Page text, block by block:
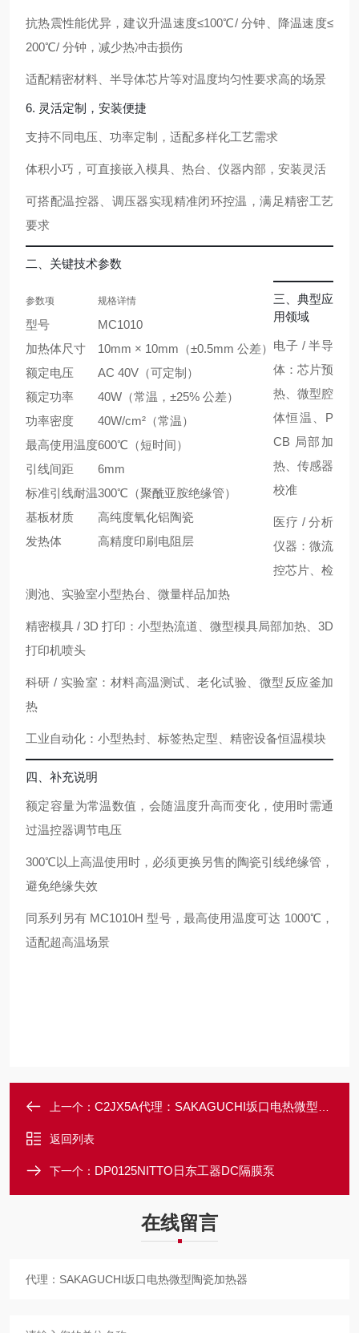
抗热震性能优异，建议升温速度≤100℃/ 分钟、降温速度≤
200℃/ 分钟，减少热冲击损伤
适配精密材料、半导体芯片等对温度均匀性要求高的场景
6. 灵活定制，安装便捷
支持不同电压、功率定制 ，适配多样化工艺需求
体积小巧，可直接嵌入模具、热台、仪器内部，安装灵活
可搭配温控器、调压器实现精准闭环控温，满足精密工艺
要求
二、关键技术参数
参数项 规格详情
型号
MC1010
加热体尺寸
10mm × 10mm（±0.5mm 公差）
额定电压
AC 40V（可定制）
额定功率
40W（常温，±25% 公差）
功率密度
40W/cm²（常温）
最高使用温度600℃（短时间）
引线间距
6mm
标准引线耐温300℃（聚酰亚胺绝缘管）
基板材质
高纯度氧化铝陶瓷
发热体
高精度印刷电阻层
三、典型应
用领域
电子 / 半导
体 ：芯片预
热、微型腔
体恒温、P
CB 局部加
热、传感器
校准
医疗 / 分析
仪器 ：微流
控芯片、检
测池、实验室小型热台、微量样品加热
精密模具 / 3D 打印 ：小型热流道、微型模具局部加热、3D
打印机喷头
科研 / 实验室 ：材料高温测试、老化试验、微型反应釜加
热
工业自动化 ：小型热封、标签热定型、精密设备恒温模块
四、补充说明
额定容量为常温数值，会随温度升高而变化，使用时需通
过温控器调节电压
300℃以上高温使用时，必须更换另售的陶瓷引线绝缘管，
避免绝缘失效
同系列另有 MC1010H 型号，最高使用温度可达 1000℃，
适配超高温场景
上一个： C2JX5A代理：SAKAGUCHI坂口电热微型加热棒
返回列表
下一个： DP0125NITTO日东工器DC隔膜泵
在线留言